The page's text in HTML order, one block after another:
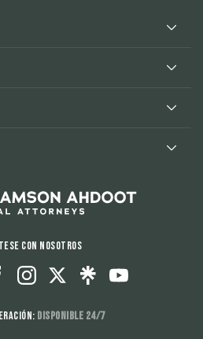
con nosotros
Disponible 24/7